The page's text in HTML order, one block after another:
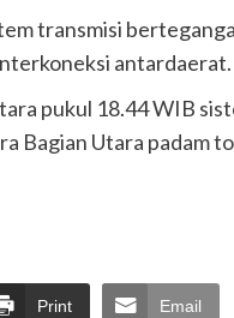
transmisi
antardaerat.
pukul 18.44 WIB
Bagian Utara padam
Print Email